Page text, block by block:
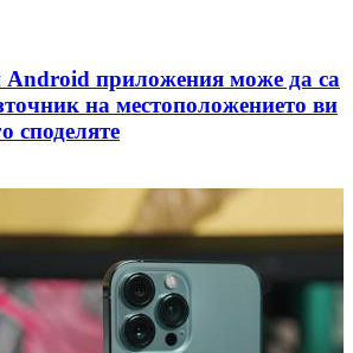
приложения може да са
на местоположението ви
споделяте